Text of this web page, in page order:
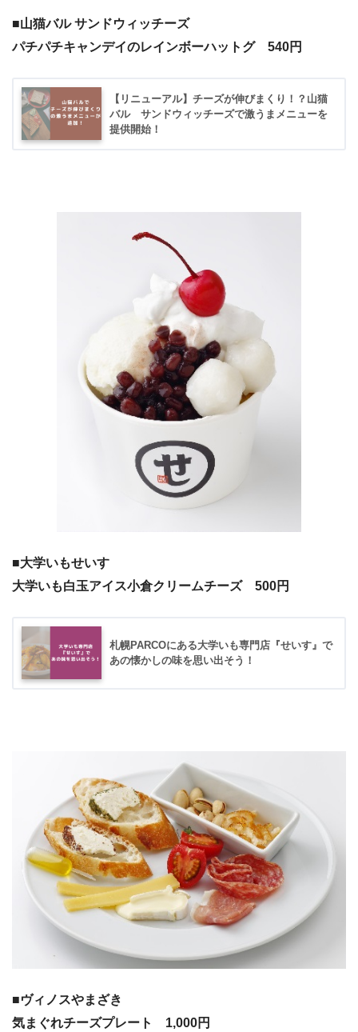
■山猫バル サンドウィッチーズ
パチパチキャンデイのレインボーハットグ 540円
【リニューアル】チーズが伸びまくり！？山猫
バル サンドウィッチーズで激うまメニューを
提供開始！
■大学いもせいす
大学いも白玉アイス小倉クリームチーズ 500円
札幌PARCOにある大学いも専門店『せいす』で
あの懐かしの味を思い出そう！
■ヴィノスやまざき
気まぐれチーズプレート 1,000円